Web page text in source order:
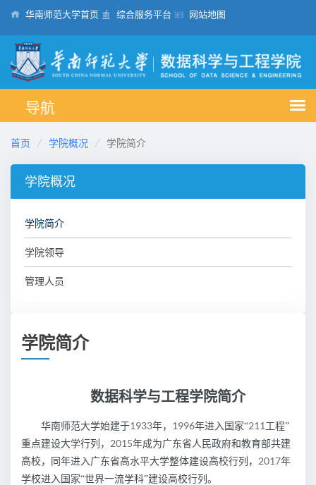
华南师范大学首页 综合服务平台 网站地图
首页 学院概况 学院简介
学院概况
学院简介
学院领导
管理人员
学院简介
数据科学与工程学院简介
华南师范大学始建于1933年， 1996年进入国家“211 工程”
重点建设大学行列 ， 2015年成为广东省人民政府和教育部共建
高校，同年进入广东省高水平大学整体建设高校行列 ， 2017年
学校进入国家“世界一流学科”建设高校行列。